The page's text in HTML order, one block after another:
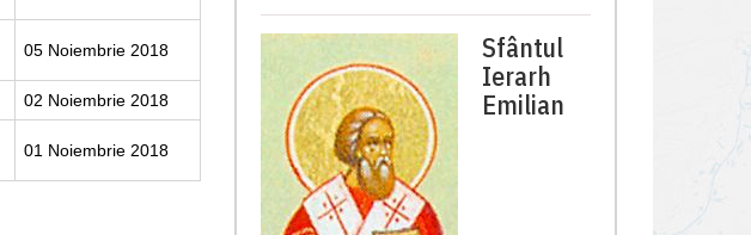
05 Noiembrie 2018
02 Noiembrie 2018
01 Noiembrie 2018
Sfântul
Ierarh
Emilian